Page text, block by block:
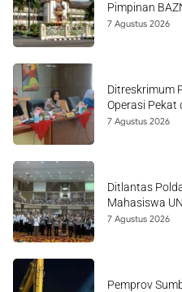
Pimpinan
7 Agustus 2026
Ditreskrimum
Operasi Pekat
7 Agustus 2026
Ditlantas
Mahasiswa
7 Agustus 2026
Pemprov